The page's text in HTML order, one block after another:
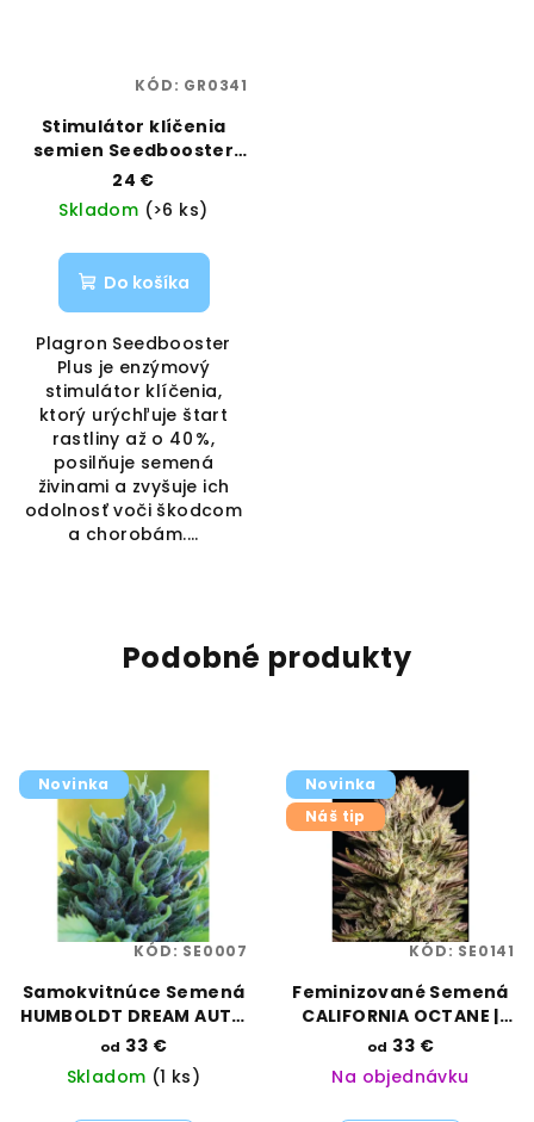
Stimulátor klíčenia
semien Seedbooster
Plus 10 ml | Plagron |
Vaporama
24 €
Skladom (>6 ks)
Do košíka
Plagron Seedbooster
Plus je enzýmový
stimulátor klíčenia,
ktorý urýchľuje štart
rastliny až o 40 %,
posilňuje semená
živinami a zvyšuje ich
odolnosť voči škodcom
a chorobám....
KÓD: GR0341
Podobné produkty
Novinka
Samokvitnúce Semená
HUMBOLDT DREAM AUTO
| HUMBOLDT SEED
COMPANY
od 33 €
Skladom (1 ks)
KÓD: SE0007
Novinka
Náš tip
Feminizované Semená
CALIFORNIA OCTANE |
HUMBOLDT SEED
COMPANY
od 33 €
Na objednávku
KÓD: SE0141